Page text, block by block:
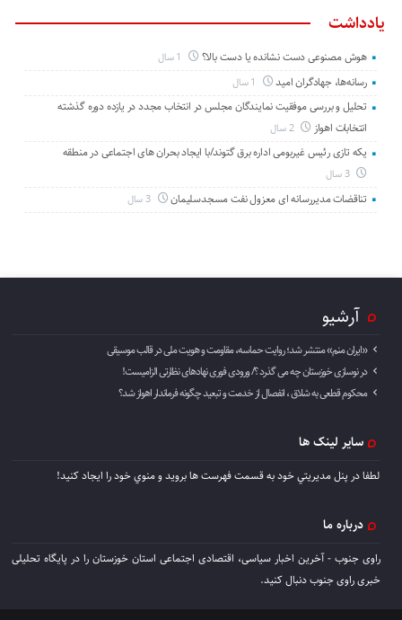
یادداشت
هوش مصنوعی دست نشانده یا دست بالا؟
رسانه‌ها، جهادگران امید
تحلیل و بررسی موفقیت نمایندگان مجلس در انتخاب مجدد در یازده دوره گذشته
انتخابات اهواز
2 سال
یکه تازی رئیس غیربومی اداره برق گتوند/با ایجاد بحران های اجتماعی در منطقه
3 سال
تناقضات مدیررسانه ای معزول نفت مسجدسلیمان 3 سال
آرشیو
«ایران منم» منتشر شد؛ روایت حماسه، مقاومت و هویت ملی در قالب موسیقی
در نوسازی خوزستان چه می گذرد ؟/ ورودی فوری نهادهای نظارتی الزامیست!
محکوم قطعی به شلاق ، انفصال از خدمت و تبعید چگونه فرماندار اهواز شد؟
سایر لینک ها
لطفا در پنل مديريتي خود به قسمت فهرست ها برويد و منوي خود را ايجاد كنيد!
درباره ما
راوی جنوب - آخرین اخبار سیاسی، اقتصادی اجتماعی استان خوزستان را در پایگاه تحلیلی
خبری راوی جنوب دنبال کنید.